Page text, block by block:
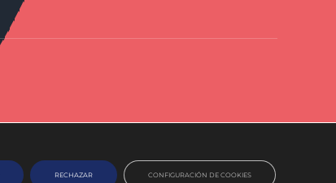
RECHAZAR CONFIGURACIÓN DE COOKIES